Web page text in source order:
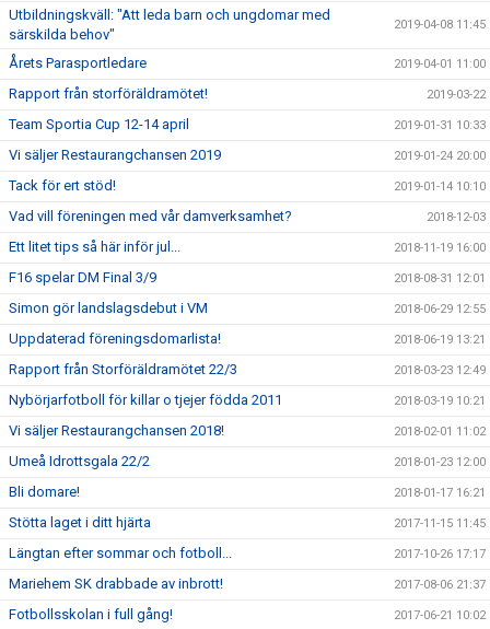
Utbildningskväll: "Att leda barn och ungdomar med
särskilda behov"
2019-04-08 11:45
Årets Parasportledare 2019-04-01 11:00
Rapport från storföräldramötet! 2019-03-22
Team Sportia Cup 12-14 april 2019-01-31 10:33
Vi säljer Restaurangchansen 2019 2019-01-24 20:00
Tack för ert stöd! 2019-01-14 10:10
Vad vill föreningen med vår damverksamhet? 2018-12-03
Ett litet tips så här inför jul... 2018-11-19 16:00
F16 spelar DM Final 3/9 2018-08-31 12:01
Simon gör landslagsdebut i VM 2018-06-29 12:55
Uppdaterad föreningsdomarlista! 2018-06-19 13:21
Rapport från Storföräldramötet 22/3 2018-03-23 12:49
Nybörjarfotboll för killar o tjejer födda 2011 2018-03-19 10:21
Vi säljer Restaurangchansen 2018! 2018-02-01 11:02
Umeå Idrottsgala 22/2 2018-01-23 12:00
Bli domare! 2018-01-17 16:21
Stötta laget i ditt hjärta 2017-11-15 11:45
Längtan efter sommar och fotboll... 2017-10-26 17:17
Mariehem SK drabbade av inbrott! 2017-08-06 21:37
Fotbollsskolan i full gång! 2017-06-21 10:02